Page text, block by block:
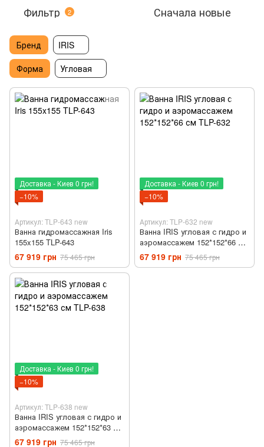
Фильтр 2 Сначала новые
Бренд
IRIS
Форма
Угловая
Доставка - Киев 0 грн!
−10%
Артикул: TLP-643 new
Ванна гидромассажная Iris
155x155 TLP-643
67 919 грн 75 465 грн
Доставка - Киев 0 грн!
−10%
Артикул: TLP-632 new
Ванна IRIS угловая с гидро и
аэромассажем 152*152*66 см
TLP-632
67 919 грн 75 465 грн
Доставка - Киев 0 грн!
−10%
Артикул: TLP-638 new
Ванна IRIS угловая с гидро и
аэромассажем 152*152*63 см
TLP-638
67 919 грн 75 465 грн